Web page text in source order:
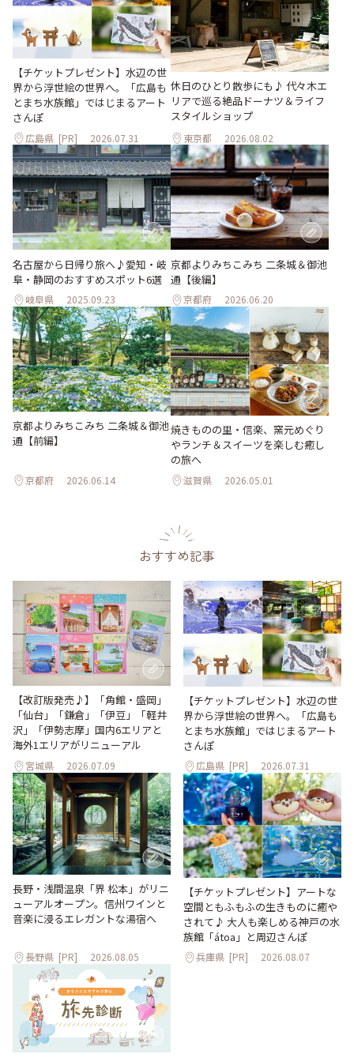
【チケットプレゼント】水辺の世
界から浮世絵の世界へ。「広島も
とまち水族館」ではじまるアート
さんぽ
広島県 [PR] 2026.07.31
休日のひとり散歩にも♪ 代々木エ
リアで巡る絶品ドーナツ＆ライフ
スタイルショップ
東京都 2026.08.02
名古屋から日帰り旅へ♪愛知・岐
阜・静岡のおすすめスポット6選
岐阜県 2025.09.23
京都よりみちこみち 二条城＆御池
通【後編】
京都府 2026.06.20
京都よりみちこみち 二条城＆御池
通【前編】
京都府 2026.06.14
焼きものの里・信楽、窯元めぐり
やランチ＆スイーツを楽しむ癒し
の旅へ
滋賀県 2026.05.01
おすすめ記事
【改訂版発売♪】「角館・盛岡」
「仙台」「鎌倉」「伊豆」「軽井
沢」「伊勢志摩」国内6エリアと
海外1エリアがリニューアル
宮城県 2026.07.09
【チケットプレゼント】水辺の世
界から浮世絵の世界へ。「広島も
とまち水族館」ではじまるアート
さんぽ
広島県 [PR] 2026.07.31
長野・浅間温泉「界 松本」がリニ
ューアルオープン。信州ワインと
音楽に浸るエレガントな湯宿へ
長野県 [PR] 2026.08.05
【チケットプレゼント】アートな
空間ともふもふの生きものに癒や
されて♪ 大人も楽しめる神戸の水
族館「átoa」と周辺さんぽ
兵庫県 [PR] 2026.08.07